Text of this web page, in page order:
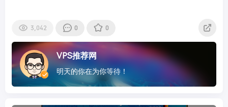
3,042 0 0
VPS推荐网
明天的你在为你等待！